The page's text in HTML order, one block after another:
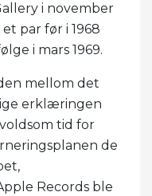
i november
par før i 1968
i mars 1969.
mellom det
erklæringen
tid for
de
Records ble